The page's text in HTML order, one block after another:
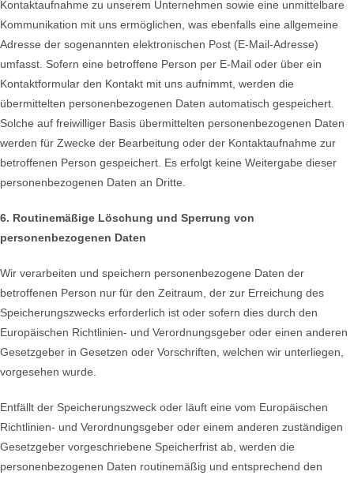
Kontaktaufnahme zu unserem Unternehmen sowie eine unmittelbare
Kommunikation mit uns ermöglichen, was ebenfalls eine allgemeine
Adresse der sogenannten elektronischen Post (E-Mail-Adresse)
umfasst. Sofern eine betroffene Person per E-Mail oder über ein
Kontaktformular den Kontakt mit uns aufnimmt, werden die
übermittelten personenbezogenen Daten automatisch gespeichert.
Solche auf freiwilliger Basis übermittelten personenbezogenen Daten
werden für Zwecke der Bearbeitung oder der Kontaktaufnahme zur
betroffenen Person gespeichert. Es erfolgt keine Weitergabe dieser
personenbezogenen Daten an Dritte.
6. Routinemäßige Löschung und Sperrung von
personenbezogenen Daten
Wir verarbeiten und speichern personenbezogene Daten der
betroffenen Person nur für den Zeitraum, der zur Erreichung des
Speicherungszwecks erforderlich ist oder sofern dies durch den
Europäischen Richtlinien- und Verordnungsgeber oder einen anderen
Gesetzgeber in Gesetzen oder Vorschriften, welchen wir unterliegen,
vorgesehen wurde.
Entfällt der Speicherungszweck oder läuft eine vom Europäischen
Richtlinien- und Verordnungsgeber oder einem anderen zuständigen
Gesetzgeber vorgeschriebene Speicherfrist ab, werden die
personenbezogenen Daten routinemäßig und entsprechend den